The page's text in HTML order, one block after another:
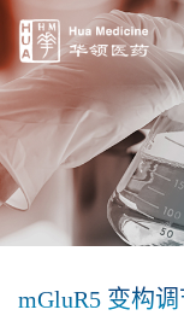
mGluR5 变构调